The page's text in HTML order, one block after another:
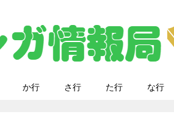
か行 さ行 た行 な行